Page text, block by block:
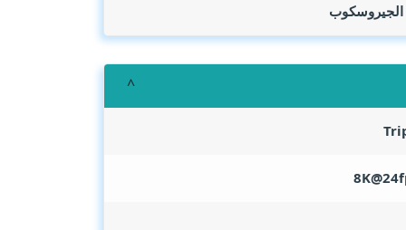
الجيروسكوب